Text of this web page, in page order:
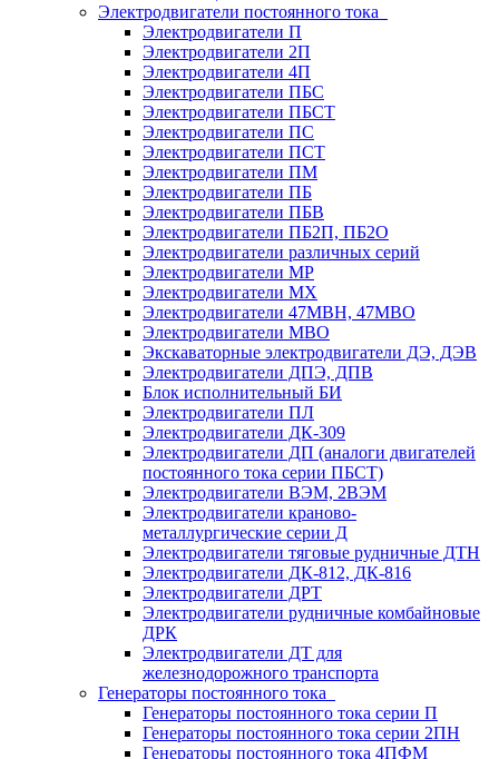
Электродвигатели постоянного тока
Электродвигатели П
Электродвигатели 2П
Электродвигатели 4П
Электродвигатели ПБС
Электродвигатели ПБСТ
Электродвигатели ПС
Электродвигатели ПСТ
Электродвигатели ПМ
Электродвигатели ПБ
Электродвигатели ПБВ
Электродвигатели ПБ2П, ПБ2О
Электродвигатели различных серий
Электродвигатели МР
Электродвигатели MX
Электродвигатели 47MBH, 47МВО
Электродвигатели MBO
Экскаваторные электродвигатели ДЭ, ДЭВ
Электродвигатели ДПЭ, ДПВ
Блок исполнительный БИ
Электродвигатели ПЛ
Электродвигатели ДК-309
Электродвигатели ДП (аналоги двигателей
постоянного тока серии ПБСТ)
Электродвигатели ВЭМ, 2ВЭМ
Электродвигатели краново-
металлургические серии Д
Электродвигатели тяговые рудничные ДТН
Электродвигатели ДК-812, ДК-816
Электродвигатели ДРТ
Электродвигатели рудничные комбайновые
ДРК
Электродвигатели ДТ для
железнодорожного транспорта
Генераторы постоянного тока
Генераторы постоянного тока серии П
Генераторы постоянного тока серии 2ПН
Генераторы постоянного тока 4ПФМ